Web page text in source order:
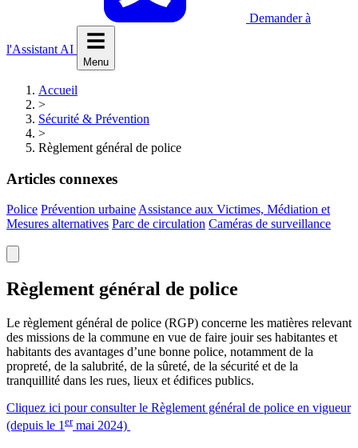
Demander à
l'Assistant AI
Menu
Accueil
>
Sécurité & Prévention
>
Règlement général de police
Articles connexes
Police Prévention urbaine Assistance aux Victimes, Médiation et
Mesures alternatives Parc de circulation Caméras de surveillance
Règlement général de police
Le règlement général de police (RGP) concerne les matières relevant
des missions de la commune en vue de faire jouir ses habitantes et
habitants des avantages d’une bonne police, notamment de la
propreté, de la salubrité, de la sûreté, de la sécurité et de la
tranquillité dans les rues, lieux et édifices publics.
Cliquez ici pour consulter le Règlement général de police en vigueur
(depuis le 1ermai 2024)